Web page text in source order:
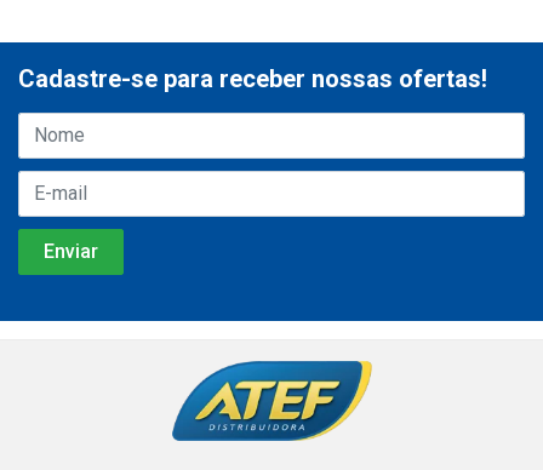
Cadastre-se para receber nossas ofertas!